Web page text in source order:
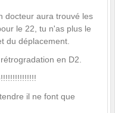
docteur aura trouvé les
le 22, tu n'as plus le
du déplacement.
en D2.
il ne font que